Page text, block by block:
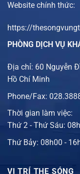
Website chính thức:
https://
PHÒNG DỊCH VỤ
Địa chỉ: 60 Nguyễn
Hồ Chí Minh
Phone/Fax:
Thời gian làm việc:
Thứ 2 - Thứ Sáu:
Thứ Bảy: 08h00 -
VỊ TRÍ THE SÓNG